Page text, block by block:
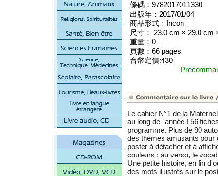
條碼：9782017011330
出版年：2017/01/04
商品形式：Incon
尺寸： 23,0 cm × 29,0 cm
重量：0
頁數：66 pages
台幣定價:430
Le cahier N°1 de la
au long de l'année ! 56
programme. Plus de 90
des thèmes amusants pour
poster à détacher et à
couleurs ; au verso, le
Une petite histoire, en fin
des mots illustrés sur le